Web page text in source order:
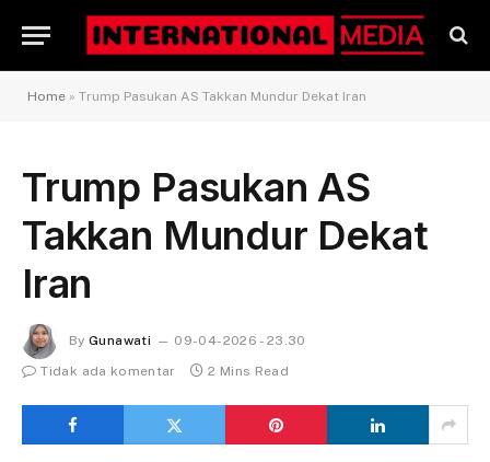
Home » Trump Pasukan AS Takkan Mundur Dekat Iran
Trump Pasukan AS
Takkan Mundur Dekat
Iran
By Gunawati
09-04-2026 - 23.30
Tidak ada komentar
2 Mins Read